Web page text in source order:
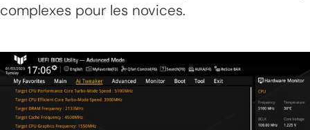
complexes pour les novices.